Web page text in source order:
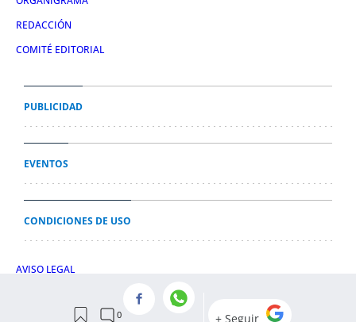
REDACCIÓN
COMITÉ EDITORIAL
PUBLICIDAD
EVENTOS
CONDICIONES DE USO
AVISO LEGAL
POLÍTICA DE COOKIES